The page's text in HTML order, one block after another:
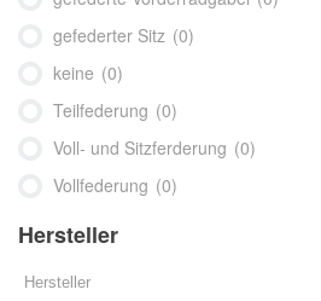
gefederter Sitz (0)
keine (0)
Teilfederung (0)
Voll- und Sitzferderung (0)
Vollfederung (0)
Hersteller